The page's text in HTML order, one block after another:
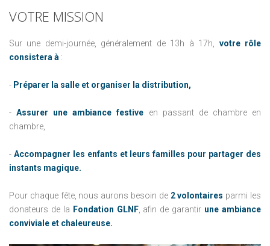
VOTRE MISSION
Sur une demi-journée, généralement de 13h à 17h, votre rôle
consistera à :
- Préparer la salle et organiser la distribution,
-Assurer une ambiance festive en passant de chambre en
chambre,
- Accompagner les enfants et leurs familles pour partager des
instants magique.
Pour chaque fête, nous aurons besoin de 2 volontaires parmi les
donateurs de la Fondation GLNF, afin de garantir une ambiance
conviviale et chaleureuse.